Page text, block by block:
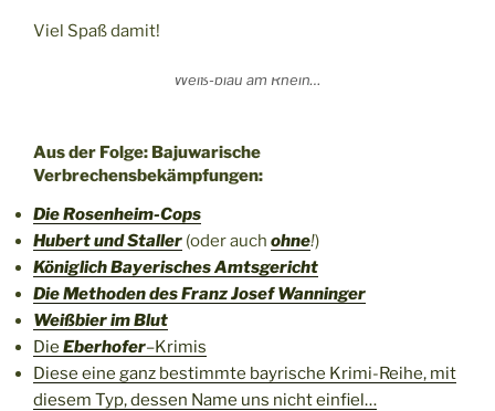
Viel Spaß damit!
Weiß-blau am Rhein…
Aus der Folge: Bajuwarische
Verbrechensbekämpfungen:
Die Rosenheim-Cops
Hubert und Staller (oder auch ohne!)
Königlich Bayerisches Amtsgericht
Die Methoden des Franz Josef Wanninger
Weißbier im Blut
Die Eberhofer–Krimis
Diese eine ganz bestimmte bayrische Krimi-Reihe, mit
diesem Typ, dessen Name uns nicht einfiel…